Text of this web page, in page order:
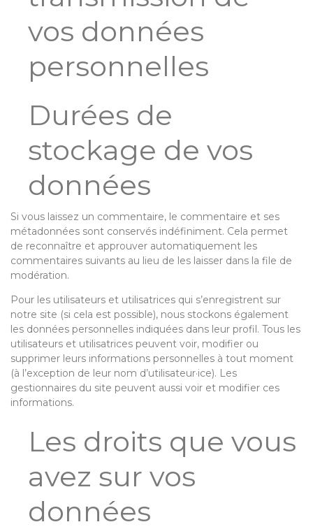
vos données
personnelles
Durées de
stockage de vos
données
Si vous laissez un commentaire, le commentaire et ses
métadonnées sont conservés indéfiniment. Cela permet
de reconnaître et approuver automatiquement les
commentaires suivants au lieu de les laisser dans la file de
modération.
Pour les utilisateurs et utilisatrices qui s’enregistrent sur
notre site (si cela est possible), nous stockons également
les données personnelles indiquées dans leur profil. Tous les
utilisateurs et utilisatrices peuvent voir, modifier ou
supprimer leurs informations personnelles à tout moment
(à l’exception de leur nom d’utilisateur·ice). Les
gestionnaires du site peuvent aussi voir et modifier ces
informations.
Les droits que vous
avez sur vos
données